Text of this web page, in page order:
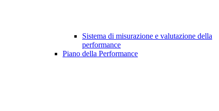
Sistema di misurazione e valutazione della
performance
Piano della Performance